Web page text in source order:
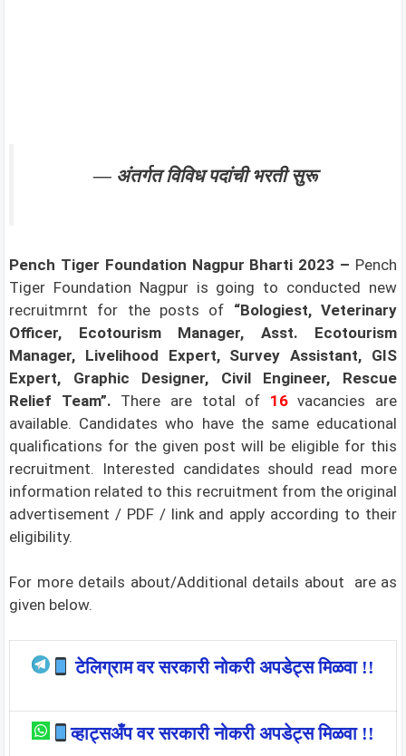
— अंतर्गत विविध पदांची भरती सुरू
Pench Tiger Foundation Nagpur Bharti 2023 – Pench
Tiger Foundation Nagpur is going to conducted new
recruitmrnt for the posts of “Bologiest, Veterinary
Officer, Ecotourism Manager, Asst. Ecotourism
Manager, Livelihood Expert, Survey Assistant, GIS
Expert, Graphic Designer, Civil Engineer, Rescue
Relief Team”. There are total of 16 vacancies are
available. Candidates who have the same educational
qualifications for the given post will be eligible for this
recruitment. Interested candidates should read more
information related to this recruitment from the original
advertisement / PDF / link and apply according to their
eligibility.
For more details about/Additional details about are as
given below.
टेलिग्राम वर सरकारी नोकरी अपडेट्स मिळवा !!
व्हाट्सअँप वर सरकारी नोकरी अपडेट्स मिळवा !!